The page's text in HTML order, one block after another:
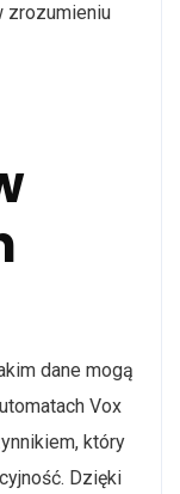
zrozumieniu
dane mogą
Vox
który
Dzięki